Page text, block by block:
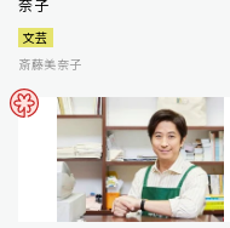
奈子
文芸
斎藤美奈子